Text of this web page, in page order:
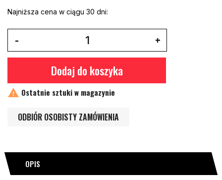
Najniższa cena w ciągu 30 dni:
Dodaj do koszyka
 Ostatnie sztuki w magazynie
ODBIÓR OSOBISTY ZAMÓWIENIA
OPIS